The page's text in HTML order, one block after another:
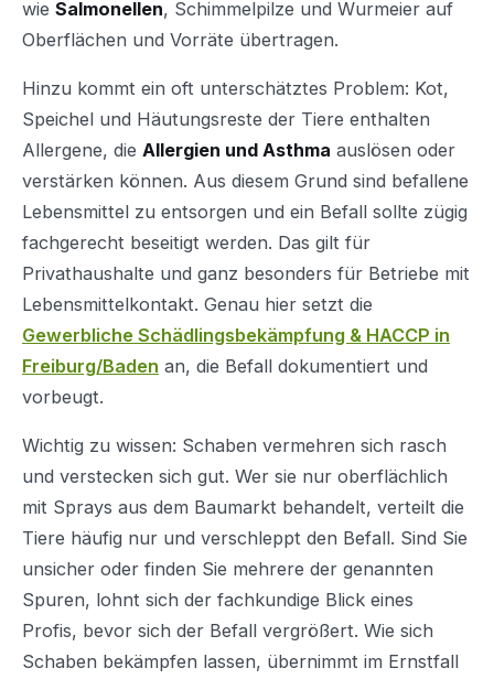
wie Salmonellen, Schimmelpilze und Wurmeier auf
Oberflächen und Vorräte übertragen.
Hinzu kommt ein oft unterschätztes Problem: Kot,
Speichel und Häutungsreste der Tiere enthalten
Allergene, die Allergien und Asthma auslösen oder
verstärken können. Aus diesem Grund sind befallene
Lebensmittel zu entsorgen und ein Befall sollte zügig
fachgerecht beseitigt werden. Das gilt für
Privathaushalte und ganz besonders für Betriebe mit
Lebensmittelkontakt. Genau hier setzt die
Gewerbliche Schädlingsbekämpfung & HACCP in
Freiburg/Baden an, die Befall dokumentiert und
vorbeugt.
Wichtig zu wissen: Schaben vermehren sich rasch
und verstecken sich gut. Wer sie nur oberflächlich
mit Sprays aus dem Baumarkt behandelt, verteilt die
Tiere häufig nur und verschleppt den Befall. Sind Sie
unsicher oder finden Sie mehrere der genannten
Spuren, lohnt sich der fachkundige Blick eines
Profis, bevor sich der Befall vergrößert. Wie sich
Schaben bekämpfen lassen, übernimmt im Ernstfall